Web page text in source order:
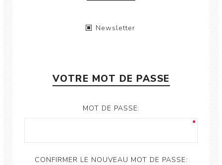
Newsletter
VOTRE MOT DE PASSE
MOT DE PASSE:
CONFIRMER LE NOUVEAU MOT DE PASSE: